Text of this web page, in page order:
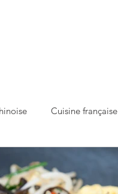
Cuisine française